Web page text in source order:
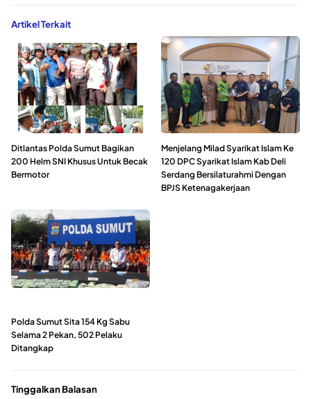
Artikel Terkait
Ditlantas Polda Sumut Bagikan
200 Helm SNI Khusus Untuk Becak
Bermotor
Menjelang Milad Syarikat Islam Ke
120 DPC Syarikat Islam Kab Deli
Serdang Bersilaturahmi Dengan
BPJS Ketenagakerjaan
Polda Sumut Sita 154 Kg Sabu
Selama 2 Pekan, 502 Pelaku
Ditangkap
Tinggalkan Balasan